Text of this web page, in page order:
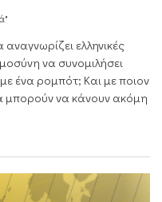
ελληνικές
να συνομιλήσει
ένα ρομπότ; Και με ποιον
μπορούν να κάνουν ακόμη